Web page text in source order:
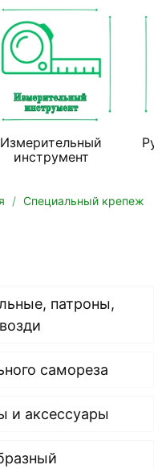
Измерительный
инструмент
Специальный крепеж
патроны,
самореза
и аксессуары